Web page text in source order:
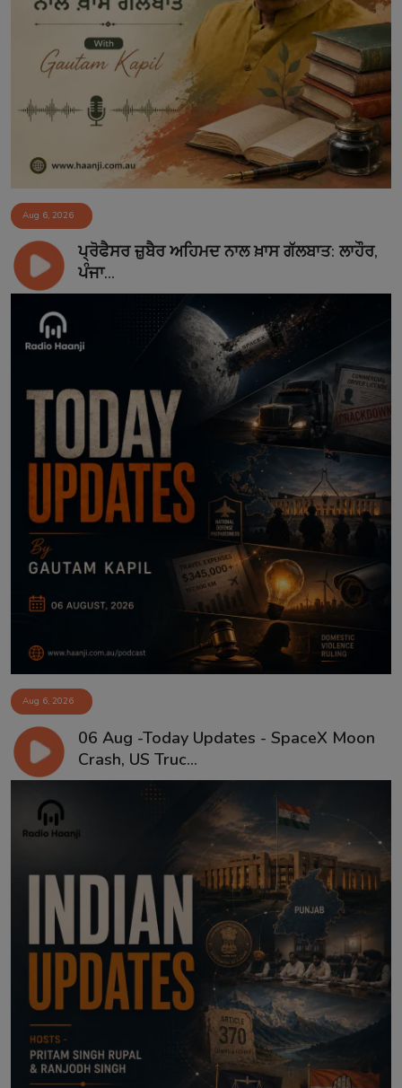
Aug 6, 2026
ਪ੍ਰੋਫੈਸਰ ਜ਼ੁਬੈਰ ਅਹਿਮਦ ਨਾਲ ਖ਼ਾਸ ਗੱਲਬਾਤ: ਲਾਹੌਰ,
ਪੰਜਾ...
Aug 6, 2026
06 Aug -Today Updates - SpaceX Moon
Crash, US Truc...